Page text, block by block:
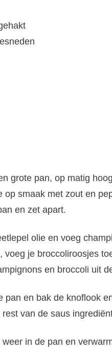
grote pan, op matig
op smaak met zout en
en zet apart.
olie en voeg
voeg je broccoliroosjes
en broccoli uit
pan en bak de knoflook
van de saus
in de pan en